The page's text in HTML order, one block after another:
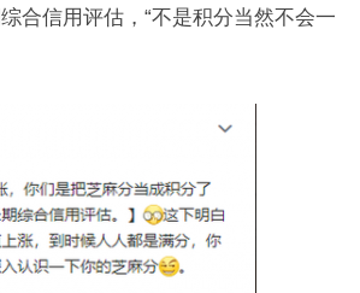
信用评估，“不是积分当然不会一